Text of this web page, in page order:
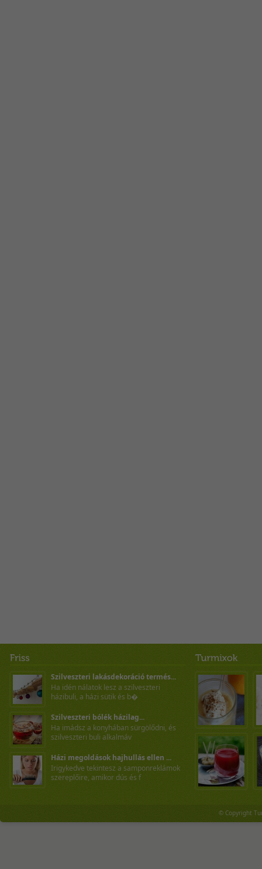
Szilveszteri lakásdekoráció termés...
Ha idén nálatok lesz a szilveszteri
házibuli, a házi sütik és b�
Szilveszteri bólék házilag...
Ha imádsz a konyhában sürgölődni, és
szilveszteri buli alkalmáv
Házi megoldások hajhullás ellen ...
Irigykedve tekintesz a samponreklámok
szereplőire, amikor dús és f
© Copyright